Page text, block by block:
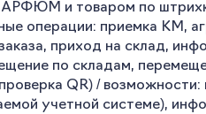
и товаром по
операции: приемка КМ,
приход на склад,
по складам,
QR) / возможности:
учетной системе),